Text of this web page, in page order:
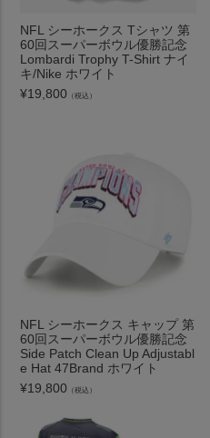
NFL シーホークス Tシャツ 第
60回スーパーボウル優勝記念
Lombardi Trophy T-Shirt ナイ
キ/Nike ホワイト
¥19,800 （税込）
NFL シーホークス キャップ 第
60回スーパーボウル優勝記念
Side Patch Clean Up Adjustabl
e Hat 47Brand ホワイト
¥19,800 （税込）